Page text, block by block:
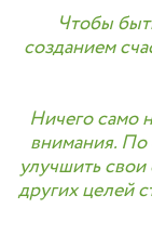
Чтобы
созданием
Ничего само
внимания. По
улучшить
других целей